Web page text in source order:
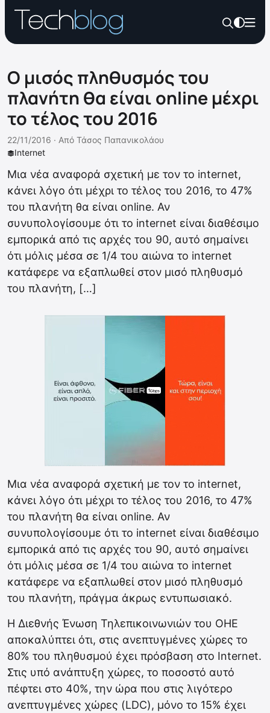
Ο μισός πληθυσμός του
πλανήτη θα είναι online μέχρι
το τέλος του 2016
Internet
22/11/2016 · Από Τάσος Παπανικολάου
Μια νέα αναφορά σχετική με τον το internet,
κάνει λόγο ότι μέχρι το τέλος του 2016, το 47%
του πλανήτη θα είναι online. Αν
συνυπολογίσουμε ότι το internet είναι διαθέσιμο
εμπορικά από τις αρχές του 90, αυτό σημαίνει
ότι μόλις μέσα σε 1/4 του αιώνα το internet
κατάφερε να εξαπλωθεί στον μισό πληθυσμό
του πλανήτη, […]
Μια νέα αναφορά σχετική με τον το internet,
κάνει λόγο ότι μέχρι το τέλος του 2016, το 47%
του πλανήτη θα είναι online. Αν
συνυπολογίσουμε ότι το internet είναι διαθέσιμο
εμπορικά από τις αρχές του 90, αυτό σημαίνει
ότι μόλις μέσα σε 1/4 του αιώνα το internet
κατάφερε να εξαπλωθεί στον μισό πληθυσμό
του πλανήτη, πράγμα άκρως εντυπωσιακό.
Η Διεθνής Ένωση Τηλεπικοινωνιών του ΟΗΕ
αποκαλύπτει ότι, στις ανεπτυγμένες χώρες το
80% του πληθυσμού έχει πρόσβαση στο Internet.
Στις υπό ανάπτυξη χώρες, το ποσοστό αυτό
πέφτει στο 40%, την ώρα που στις λιγότερο
ανεπτυγμένες χώρες (LDC), μόνο το 15% έχει